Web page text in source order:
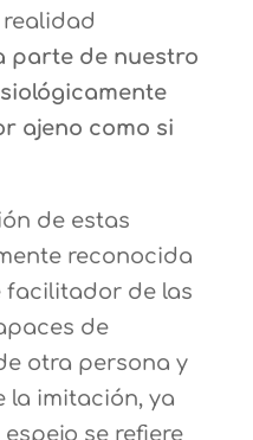
parte de nuestro
ajeno como si
de estas
reconocida
facilitador de las
de
otra persona y
la imitación, ya
se refiere